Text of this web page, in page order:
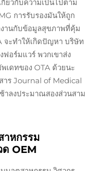
ยวกับความเป็นไปตาม
การรับรองมันให้ถูก
งานกับข้อมูลสุขภาพที่คุ้ม
จะทําให้เกิดปัญหา บริษัท
อร์มแวร์ พวกเขาส่ง
เดทของ OTA ด้วยนะ
าร Journal of Medical
ลงประมาณสองส่วนสาม
าหกรรม
ด OEM